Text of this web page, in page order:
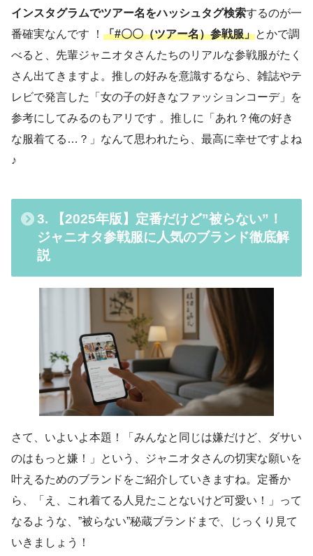
インスタグラムでツアー名をハッシュタグ検索するのが一
番確実なんです ！ 「#〇〇（ツアー名）参戦服」とかで調
べると、先輩ジャニオタさんたちのリアルな参戦服がたく
さん出てきますよ。推しの好みを意識するなら、雑誌やテ
レビで発言した「女の子の好きなファッションコーデ」を
参考にしてみるのもアリです 。推しに「あれ？俺の好き
な服着てる…？」なんて思われたら、最高に幸せですよね
♪
3. 【2025年版】定番だけど”被らない”！
ジャニオタ参戦服に人気のブランド徹底解
説
さて、いよいよ本題！「みんなと同じは嫌だけど、ダサい
のはもっと嫌！」という、ジャニオタさんの切実な願いを
叶えるためのブランドをご紹介していきますね。定番か
ら、「え、これ着てる人見たことないけど可愛い！」って
なるような、”被らない”秘蔵ブランドまで、じっくり見て
いきましょう！